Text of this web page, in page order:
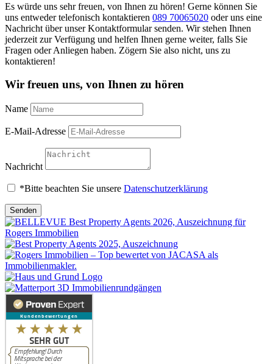
Es würde uns sehr freuen, von Ihnen zu hören! Gerne können Sie
uns entweder telefonisch kontaktieren 089 70065020 oder uns eine
Nachricht über unser Kontaktformular senden. Wir stehen Ihnen
jederzeit zur Verfügung und helfen Ihnen gerne weiter, falls Sie
Fragen oder Anliegen haben. Zögern Sie also nicht, uns zu
kontaktieren!
Wir freuen uns, von Ihnen zu hören
Name
E-Mail-Adresse
Nachricht
*Bitte beachten Sie unsere Datenschutzerklärung
Senden